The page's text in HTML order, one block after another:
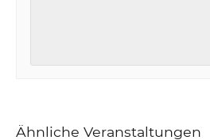
Ähnliche Veranstaltungen